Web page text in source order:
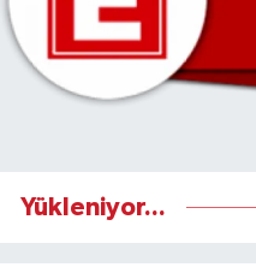
Yükleniyor...